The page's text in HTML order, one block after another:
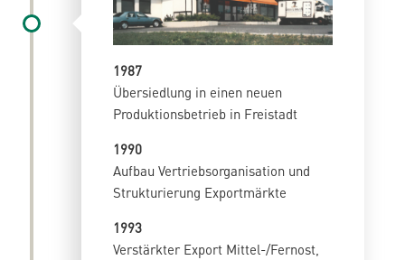
1987
Übersiedlung in einen neuen
Produktionsbetrieb in Freistadt
1990
Aufbau Vertriebsorganisation und
Strukturierung Exportmärkte
1993
Verstärkter Export Mittel-/Fernost,